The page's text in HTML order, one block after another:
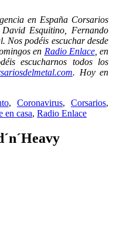
en España Corsarios
Esquitino, Fernando
podéis escuchar desde
en Radio Enlace, en
escucharnos todos los
. Hoy en
, Coronavirus,Corsarios,
en casa, Radio Enlace